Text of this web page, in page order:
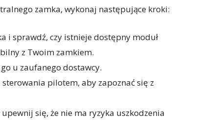
zamka, wykonaj następujące kroki:
i sprawdź, czy istnieje dostępny moduł
z Twoim zamkiem.
u zaufanego dostawcy.
pilotem, aby zapoznać się z
się, że nie ma ryzyka uszkodzenia